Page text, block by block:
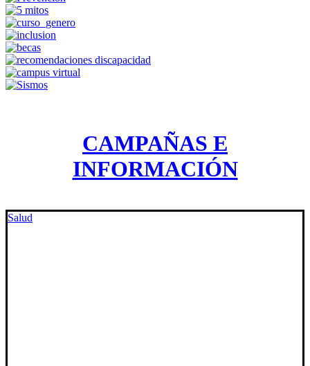
CAMPAÑAS E
INFORMACIÓN
Salud